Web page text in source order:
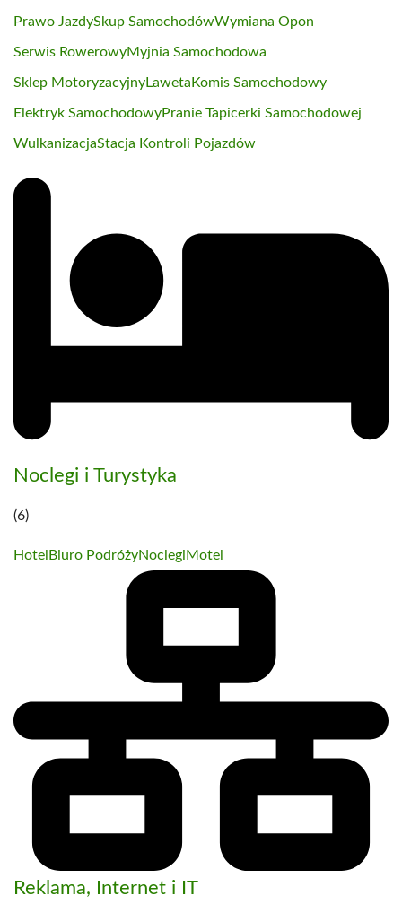
Prawo JazdySkup SamochodówWymiana Opon
Serwis RowerowyMyjnia Samochodowa
Sklep MotoryzacyjnyLaweta Komis Samochodowy
Elektryk SamochodowyPranie Tapicerki Samochodowej
WulkanizacjaStacja Kontroli Pojazdów
Noclegi i Turystyka
(6)
Hotel Biuro PodróżyNoclegiMotel
Reklama, Internet i IT